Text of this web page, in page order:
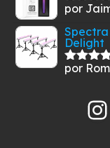
Valorado
por
Spectra
Delight
Valorado
por